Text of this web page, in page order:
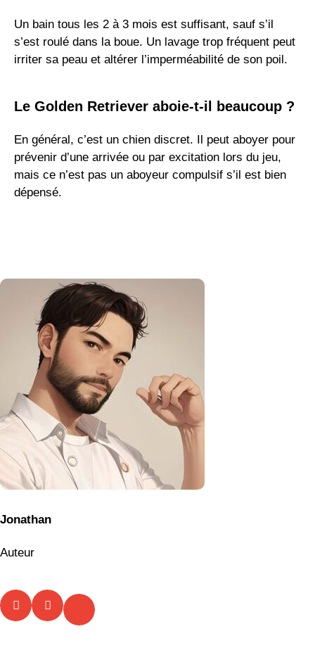
Un bain tous les 2 à 3 mois est suffisant, sauf s’il
s’est roulé dans la boue. Un lavage trop fréquent peut
irriter sa peau et altérer l’imperméabilité de son poil.
Le Golden Retriever aboie-t-il beaucoup ?
En général, c’est un chien discret. Il peut aboyer pour
prévenir d’une arrivée ou par excitation lors du jeu,
mais ce n’est pas un aboyeur compulsif s’il est bien
dépensé.
Jonathan
Auteur